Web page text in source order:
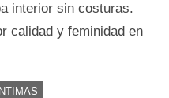
interior sin costuras.
calidad y feminidad en